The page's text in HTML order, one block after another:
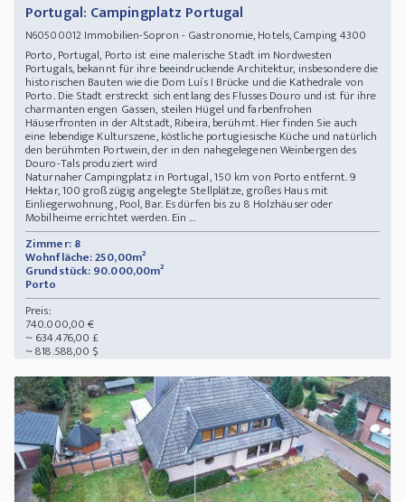
Portugal: Campingplatz Portugal
N60500012Immobilien-Sopron - Gastronomie, Hotels, Camping 4300
Porto, Portugal, Porto ist eine malerische Stadt im Nordwesten
Portugals, bekannt für ihre beeindruckende Architektur, insbesondere die
historischen Bauten wie die Dom Luís I Brücke und die Kathedrale von
Porto. Die Stadt erstreckt sich entlang des Flusses Douro und ist für ihre
charmanten engen Gassen, steilen Hügel und farbenfrohen
Häuserfronten in der Altstadt, Ribeira, berühmt. Hier finden Sie auch
eine lebendige Kulturszene, köstliche portugiesische Küche und natürlich
den berühmten Portwein, der in den nahegelegenen Weinbergen des
Douro-Tals produziert wird
Naturnaher Campingplatz in Portugal, 150 km von Porto entfernt. 9
Hektar, 100 großzügig angelegte Stellplätze, großes Haus mit
Einliegerwohnung, Pool, Bar. Es dürfen bis zu 8 Holzhäuser oder
Mobilheime errichtet werden. Ein ...
Zimmer: 8
Wohnfläche: 250,00m²
Grundstück: 90.000,00m²
Porto
Preis:
740.000,00 €
~ 634.476,00 £
~ 818.588,00 $